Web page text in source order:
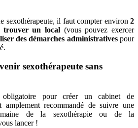
sexothérapeute, il faut compter environ 2
trouver un local (vous pouvez exercer
des démarches administratives pour
sexothérapeute sans
pour créer un cabinet de
amplement recommandé de suivre une
de la sexothérapie ou de la
lancer !